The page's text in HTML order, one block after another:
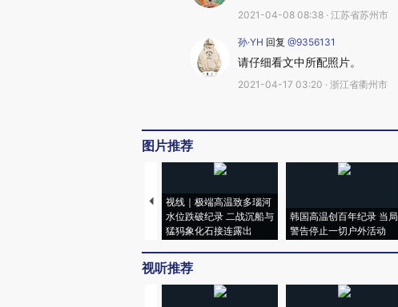
2021-04-08 08:38 · 江苏省苏州市
孙·YH 回复 @9356131
请仔细看文中所配照片。
2021-04-17 03:20 · 浙江省衢州市
图片推荐
视线｜极端高温致多瑙河
水位跌破纪录 二战沉船与
猛犸象化石接连露出
韩国高温创百年纪录 当局
警告停止一切户外活动
视听推荐